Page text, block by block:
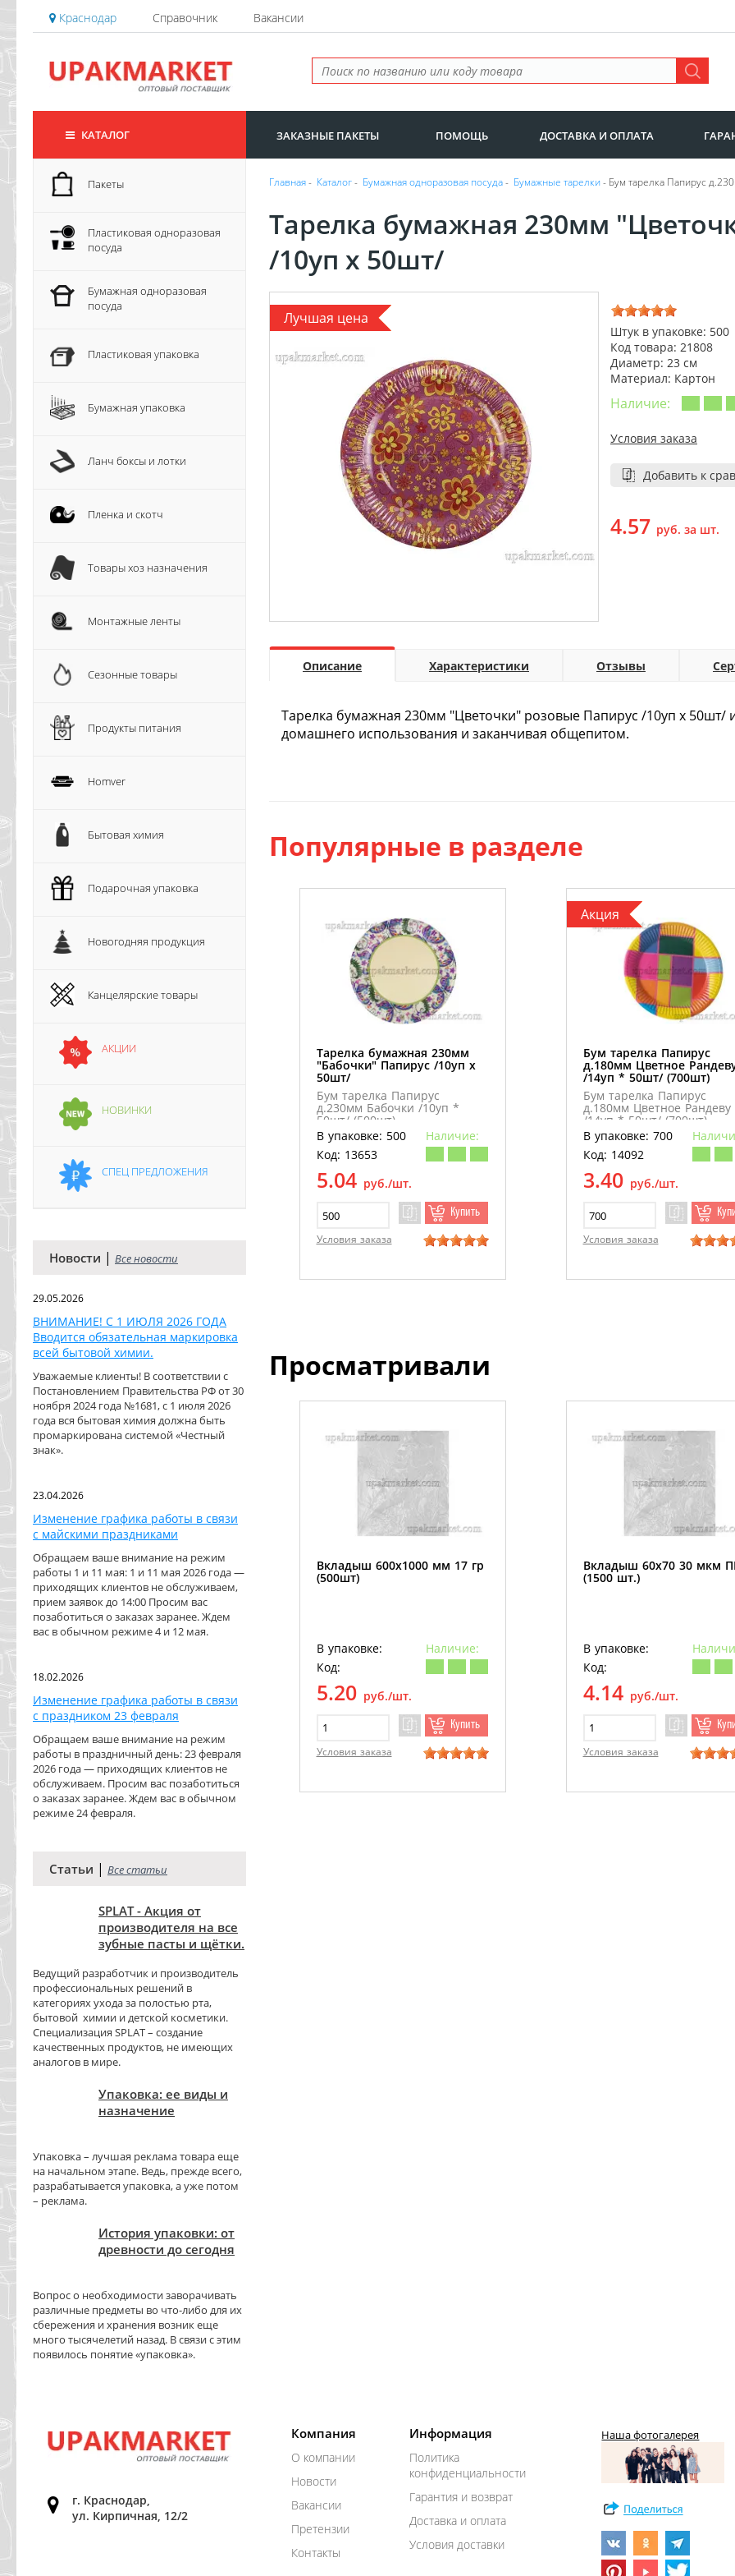
Краснодар Справочник Вакансии
КАТАЛОГ ЗАКАЗНЫЕ ПАКЕТЫ ПОМОЩЬ ДОСТАВКА И ОПЛАТА
Пакеты
Пластиковая одноразовая
посуда
Бумажная одноразовая
посуда
Пластиковая упаковка
Бумажная упаковка
Ланч боксы и лотки
Пленка и скотч
Товары хоз назначения
Монтажные ленты
Сезонные товары
Продукты питания
Homver
Бытовая химия
Подарочная упаковка
Новогодняя продукция
Канцелярские товары
АКЦИИ
НОВИНКИ
СПЕЦ ПРЕДЛОЖЕНИЯ
Новости | Все новости
29.05.2026
ВНИМАНИЕ! С 1 ИЮЛЯ 2026 ГОДА
Вводится обязательная маркировка
всей бытовой химии.
Уважаемые клиенты! В соответствии с
Постановлением Правительства РФ от 30
ноября 2024 года №1681, с 1 июля 2026
года вся бытовая химия должна быть
промаркирована системой «Честный
знак».
23.04.2026
Изменение графика работы в связи
с майскими праздниками
Обращаем ваше внимание на режим
работы 1 и 11 мая: 1 и 11 мая 2026 года —
приходящих клиентов не обслуживаем,
прием заявок до 14:00 Просим вас
позаботиться о заказах заранее. Ждем
вас в обычном режиме 4 и 12 мая.
18.02.2026
Изменение графика работы в связи
с праздником 23 февраля
Обращаем ваше внимание на режим
работы в праздничный день: 23 февраля
2026 года — приходящих клиентов не
обслуживаем. Просим вас позаботиться
о заказах заранее. Ждем вас в обычном
режиме 24 февраля.
Статьи | Все статьи
SPLAT - Акция от
производителя на все
зубные пасты и щётки.
Ведущий разработчик и производитель
профессиональных решений в
категориях ухода за полостью рта,
бытовой химии и детской косметики.
Специализация SPLAT – создание
качественных продуктов, не имеющих
аналогов в мире.
Упаковка: ее виды и
назначение
Упаковка – лучшая реклама товара еще
на начальном этапе. Ведь, прежде всего,
разрабатывается упаковка, а уже потом
– реклама.
История упаковки: от
древности до сегодня
Вопрос о необходимости заворачивать
различные предметы во что-либо для их
сбережения и хранения возник еще
много тысячелетий назад. В связи с этим
появилось понятие «упаковка».
Главная- Каталог- Бумажная одноразовая посуда- Бумажные тарелки- Бум тарелка Папирус
Тарелка бумажная 230мм
/10уп х 50шт/
Лучшая цена
Штук в упаковке: 500
Код товара: 21808
Диаметр: 23 см
Материал: Картон
Наличие:
Условия заказа
Добавить к
4.57 руб. за шт.
Описание Характеристики Отзывы
Тарелка бумажная 230мм "Цветочки" розовые Папирус /10уп х 50шт/
домашнего использования и заканчивая общепитом.
Популярные в разделе
Тарелка бумажная 230мм
"Бабочки" Папирус /10уп х
50шт/
Бум тарелка Папирус
д.230мм Бабочки /10уп *
50шт/ (500шт)
В упаковке: 500
Наличие:
Код: 13653
5.04 руб./шт.
Купить
Условия заказа
Акция
Бум тарелка Папирус
д.180мм Цветное
/14уп * 50шт/ (700шт)
Бум тарелка Папирус
д.180мм Цветное Рандеву
/14уп * 50шт/ (700шт)
В упаковке: 700
Код: 14092
3.40 руб./шт.
Условия заказа
Просматривали
Вкладыш 600х1000 мм 17 гр
(500шт)
В упаковке:
Наличие:
Код:
5.20 руб./шт.
Купить
Условия заказа
Вкладыш 60х70 30 мкм
(1500 шт.)
В упаковке:
Код:
4.14 руб./шт.
Условия заказа
г. Краснодар,
ул. Кирпичная, 12/2
Компания
О компании
Новости
Вакансии
Претензии
Контакты
Информация
Политика
конфиденциальности
Гарантия и возврат
Доставка и оплата
Условия доставки
Наша фотогалерея